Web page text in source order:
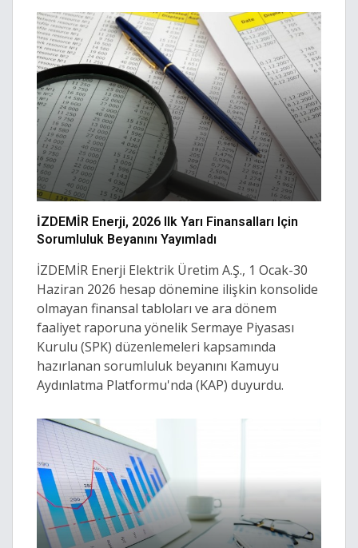
İZDEMİR Enerji, 2026 Ilk Yarı Finansalları Için
Sorumluluk Beyanını Yayımladı
İZDEMİR Enerji Elektrik Üretim A.Ş., 1 Ocak-30
Haziran 2026 hesap dönemine ilişkin konsolide
olmayan finansal tabloları ve ara dönem
faaliyet raporuna yönelik Sermaye Piyasası
Kurulu (SPK) düzenlemeleri kapsamında
hazırlanan sorumluluk beyanını Kamuyu
Aydınlatma Platformu'nda (KAP) duyurdu.